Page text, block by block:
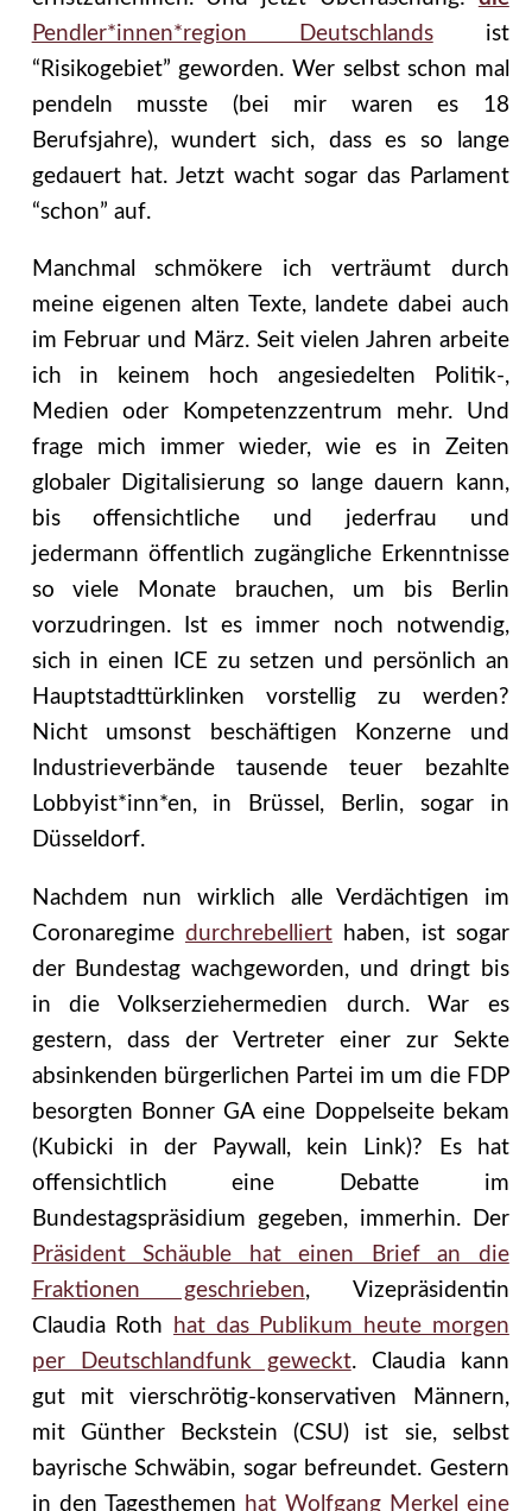
Pendler*innen*region Deutschlandsist
“Risikogebiet” geworden. Wer selbst schon mal
pendeln musste (bei mir waren es 18
Berufsjahre), wundert sich, dass es so lange
gedauert hat. Jetzt wacht sogar das Parlament
“schon” auf.
Manchmal schmökere ich verträumt durch
meine eigenen alten Texte, landete dabei auch
im Februar und März. Seit vielen Jahren arbeite
ich in keinem hoch angesiedelten Politik-,
Medien oder Kompetenzzentrum mehr. Und
frage mich immer wieder, wie es in Zeiten
globaler Digitalisierung so lange dauern kann,
bis offensichtliche und jederfrau und
jedermann öffentlich zugängliche Erkenntnisse
so viele Monate brauchen, um bis Berlin
vorzudringen. Ist es immer noch notwendig,
sich in einen ICE zu setzen und persönlich an
Hauptstadttürklinken vorstellig zu werden?
Nicht umsonst beschäftigen Konzerne und
Industrieverbände tausende teuer bezahlte
Lobbyist*inn*en, in Brüssel, Berlin, sogar in
Düsseldorf.
Nachdem nun wirklich alle Verdächtigen im
Coronaregime durchrebellierthaben, ist sogar
der Bundestag wachgeworden, und dringt bis
in die Volkserziehermedien durch. War es
gestern, dass der Vertreter einer zur Sekte
absinkenden bürgerlichen Partei im um die FDP
besorgten Bonner GA eine Doppelseite bekam
(Kubicki in der Paywall, kein Link)? Es hat
offensichtlich eine Debatte im
Bundestagspräsidium gegeben, immerhin. Der
Präsident Schäuble hat einen Brief an die
Fraktionen geschrieben, Vizepräsidentin
Claudia Roth
hat das Publikum heute morgen
per Deutschlandfunk geweckt. Claudia kann
gut mit vierschrötig-konservativen Männern,
mit Günther Beckstein (CSU) ist sie, selbst
bayrische Schwäbin, sogar befreundet. Gestern
in den Tagesthemen hat Wolfgang Merkel eine